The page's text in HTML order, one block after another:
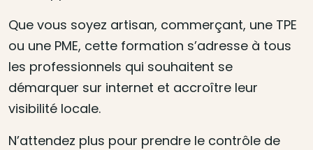
Que vous soyez artisan, commerçant, une TPE
ou une PME, cette formation s’adresse à tous
les professionnels qui souhaitent se
démarquer sur internet et accroître leur
visibilité locale.
N’attendez plus pour prendre le contrôle de